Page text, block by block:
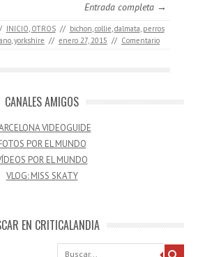
Entrada completa →
INICIO, OTROS // bichon,collie,dalmata, perros
,yorkshire // enero 27, 2015 // Comentario
CANALES AMIGOS
VIDEOGUIDE
POR EL MUNDO
POR EL MUNDO
VLOG: MISS SKATY
EN CRITICALANDIA
Buscar